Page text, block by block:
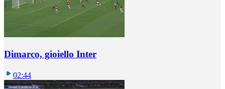
Dimarco, gioiello Inter
02:44